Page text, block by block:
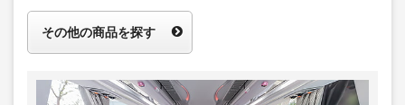
その他の商品を探す